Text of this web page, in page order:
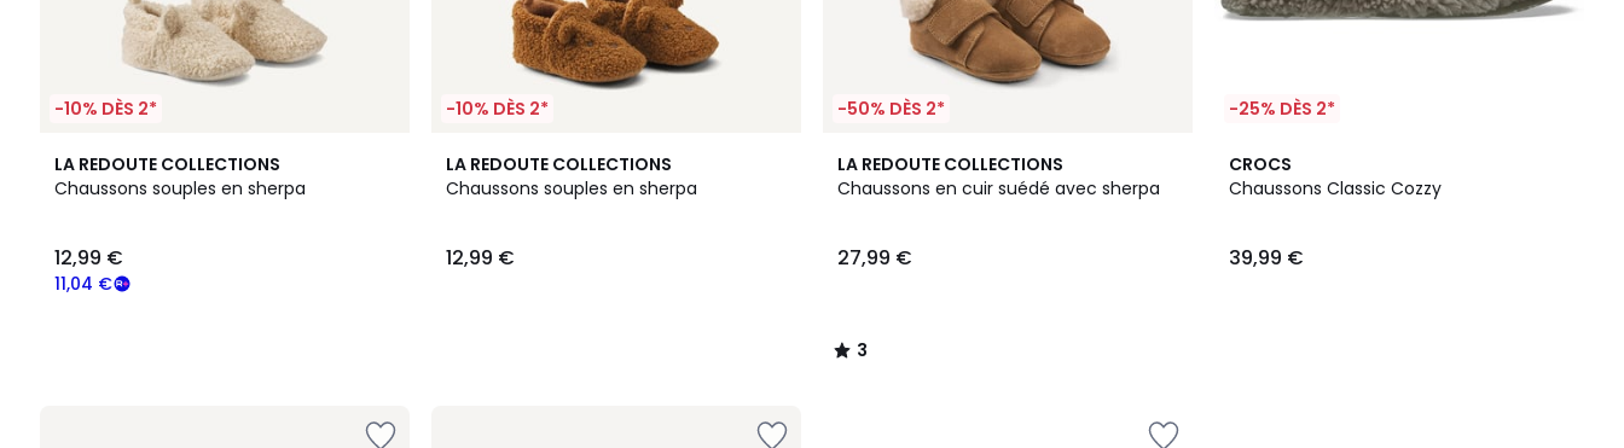
-10% DÈS 2*
LA REDOUTE COLLECTIONS
Chaussons souples en sherpa
€
souscrivez
11,04 €
12,99 €
-10% DÈS 2*
LA REDOUTE COLLECTIONS
Chaussons souples en sherpa
12,99 €
-50% DÈS 2*
LA REDOUTE COLLECTIONS
Chaussons en cuir suédé avec sherpa
27,99 €
3
/
3
/
-25% DÈS 2*
CROCS
Chaussons Classic Cozzy
39,99 €